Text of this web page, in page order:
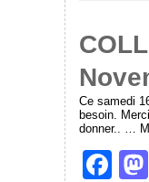
e
b
o
o
k
Ce samedi
besoin.
donner.. …
F